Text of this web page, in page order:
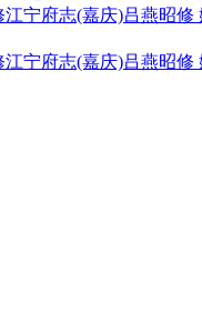
宁府志(嘉庆)吕燕昭修
宁府志(嘉庆)吕燕昭修